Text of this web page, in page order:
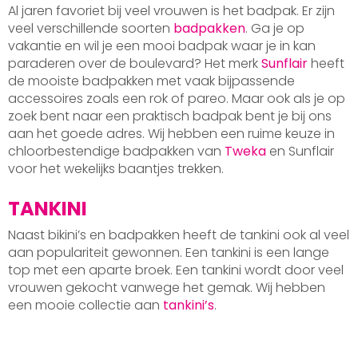
Al jaren favoriet bij veel vrouwen is het badpak. Er zijn
veel verschillende soorten badpakken. Ga je op
vakantie en wil je een mooi badpak waar je in kan
paraderen over de boulevard? Het merkSunflairheeft
de mooiste badpakken met vaak bijpassende
accessoires zoals een rok of pareo. Maar ook als je op
zoek bent naar een praktisch badpak bent je bij ons
aan het goede adres. Wij hebben een ruime keuze in
chloorbestendige badpakken van Tweka en Sunflair
voor het wekelijks baantjes trekken.
TANKINI
Naast bikini’s en badpakken heeft de tankini ook al veel
aan populariteit gewonnen. Een tankini is een lange
top met een aparte broek. Een tankini wordt door veel
vrouwen gekocht vanwege het gemak. Wij hebben
een mooie collectie aan tankini’s.